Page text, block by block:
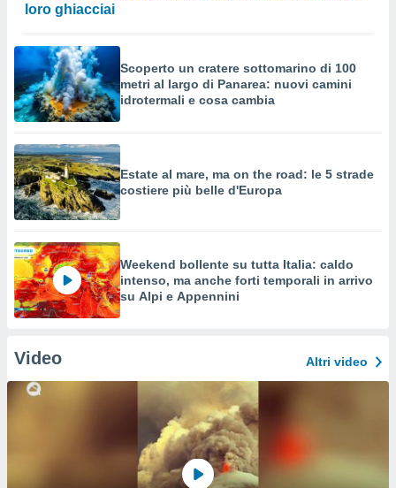
loro ghiacciai
Scoperto un cratere sottomarino di 100
metri al largo di Panarea: nuovi camini
idrotermali e cosa cambia
Estate al mare, ma on the road: le 5 strade
costiere più belle d'Europa
Weekend bollente su tutta Italia: caldo
intenso, ma anche forti temporali in arrivo
su Alpi e Appennini
Video Altri video